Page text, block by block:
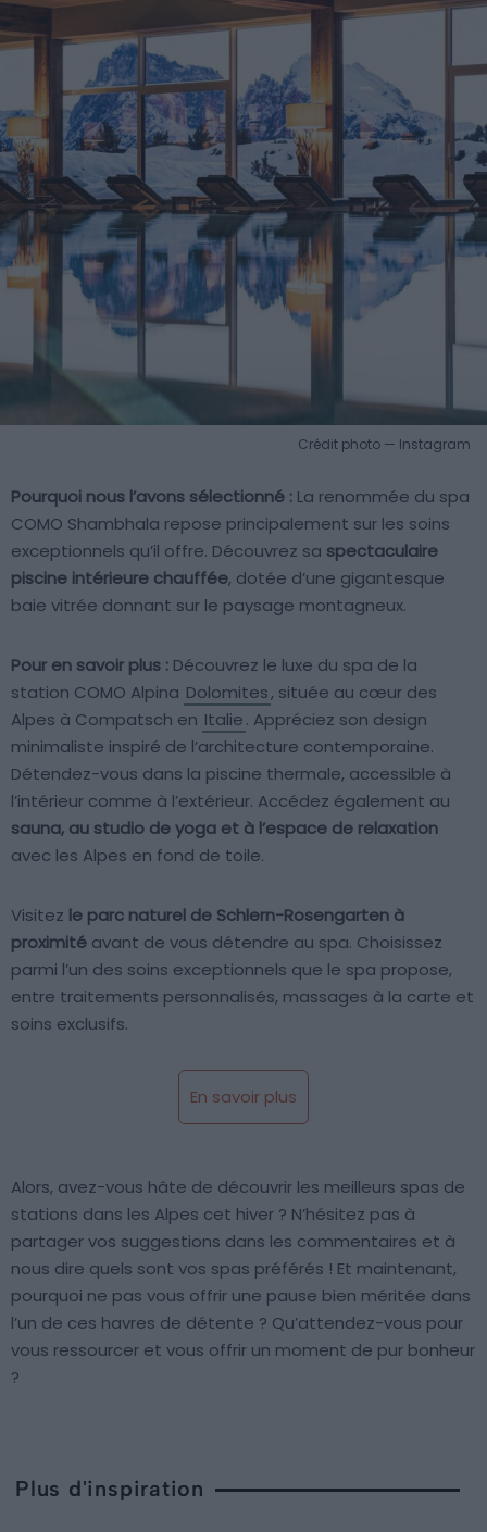
Crédit photo — Instagram
Pourquoi nous l’avons sélectionné : La renommée du spa
COMO Shambhala repose principalement sur les soins
exceptionnels qu’il offre. Découvrez sa spectaculaire
piscine intérieure chauffée, dotée d’une gigantesque
baie vitrée donnant sur le paysage montagneux.
Pour en savoir plus : Découvrez le luxe du spa de la
station COMO Alpina Dolomites, située au cœur des
Alpes à Compatsch en Italie. Appréciez son design
minimaliste inspiré de l’architecture contemporaine.
Détendez-vous dans la piscine thermale, accessible à
l’intérieur comme à l’extérieur. Accédez également au
sauna, au studio de yoga et à l’espace de relaxation
avec les Alpes en fond de toile.
Visitez le parc naturel de Schlern-Rosengarten à
proximité avant de vous détendre au spa. Choisissez
parmi l’un des soins exceptionnels que le spa propose,
entre traitements personnalisés, massages à la carte et
soins exclusifs.
En savoir plus
Alors, avez-vous hâte de découvrir les meilleurs spas de
stations dans les Alpes cet hiver ? N’hésitez pas à
partager vos suggestions dans les commentaires et à
nous dire quels sont vos spas préférés ! Et maintenant,
pourquoi ne pas vous offrir une pause bien méritée dans
l’un de ces havres de détente ? Qu’attendez-vous pour
vous ressourcer et vous offrir un moment de pur bonheur
?
Plus d'inspiration